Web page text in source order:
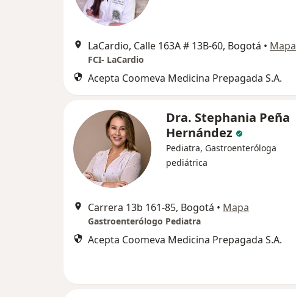
LaCardio, Calle 163A # 13B-60, Bogotá • Mapa
FCI- LaCardio
Acepta Coomeva Medicina Prepagada S.A.
Dra. Stephania Peña
Hernández
Pediatra, Gastroenteróloga
pediátrica
Carrera 13b 161-85, Bogotá • Mapa
Gastroenterólogo Pediatra
Acepta Coomeva Medicina Prepagada S.A.